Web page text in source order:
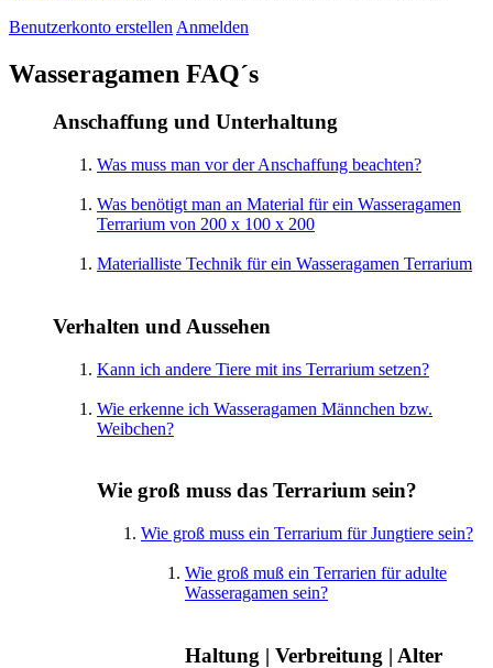
Benutzerkonto erstellen Anmelden
Wasseragamen FAQ´s
Anschaffung und Unterhaltung
Was muss man vor der Anschaffung beachten?
Was benötigt man an Material für ein Wasseragamen
Terrarium von 200 x 100 x 200
Materialliste Technik für ein Wasseragamen Terrarium
Verhalten und Aussehen
Kann ich andere Tiere mit ins Terrarium setzen?
Wie erkenne ich Wasseragamen Männchen bzw.
Weibchen?
Wie groß muss das Terrarium sein?
Wie groß muss ein Terrarium für Jungtiere sein?
Wie groß muß ein Terrarien für adulte
Wasseragamen sein?
Haltung | Verbreitung | Alter